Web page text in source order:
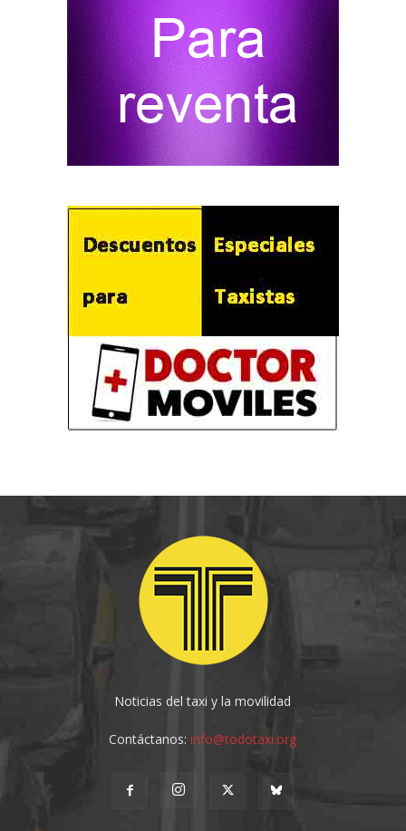
Noticias del taxi y la movilidad
Contáctanos:info@todotaxi.org